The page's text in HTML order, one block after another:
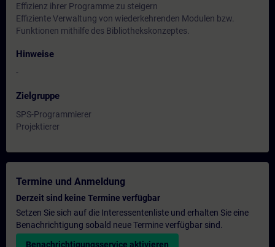
Effizienz ihrer Programme zu steigern
Effiziente Verwaltung von wiederkehrenden Modulen bzw.
Funktionen mithilfe des Bibliothekskonzeptes.
Hinweise
-
Zielgruppe
SPS-Programmierer
Projektierer
Termine und Anmeldung
Derzeit sind keine Termine verfügbar
Setzen Sie sich auf die Interessentenliste und erhalten Sie eine
Benachrichtigung sobald neue Termine verfügbar sind.
Benachrichtigungsservice aktivieren